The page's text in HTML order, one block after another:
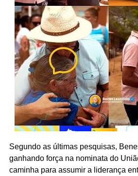
Segundo as últimas pesquisas,
ganhando força na nominata do
caminha para assumir a liderança